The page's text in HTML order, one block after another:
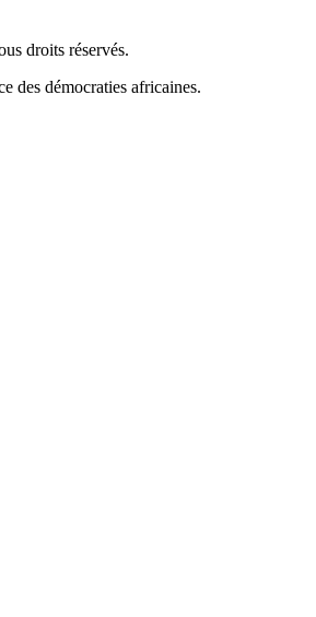
droits réservés.
des démocraties africaines.